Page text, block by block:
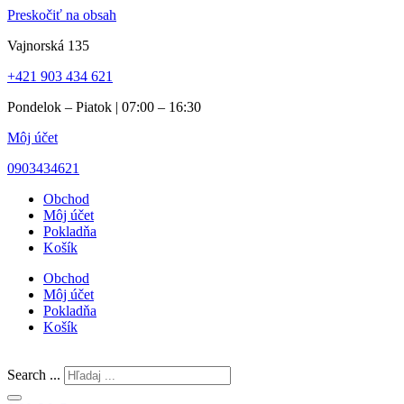
Preskočiť na obsah
Vajnorská 135
+421 903 434 621
Pondelok – Piatok | 07:00 – 16:30
Môj účet
0903434621
Obchod
Môj účet
Pokladňa
Košík
Obchod
Môj účet
Pokladňa
Košík
Search ...